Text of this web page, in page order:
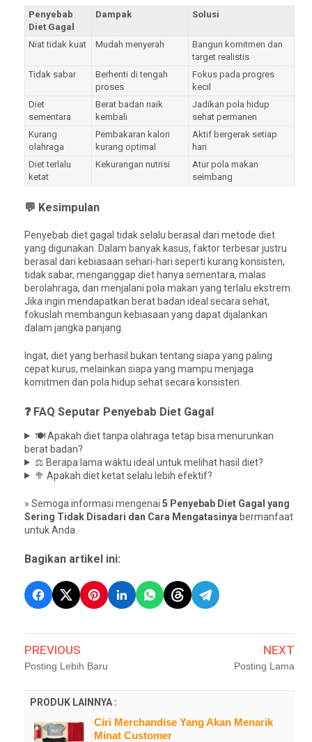
Penyebab
Diet Gagal
Dampak Solusi
Niat tidak kuat Mudah menyerah
Bangun komitmen dan
target realistis
Tidak sabar
Berhenti di tengah
proses
Fokus pada progres
kecil
Diet
sementara
Berat badan naik
kembali
Jadikan pola hidup
sehat permanen
Kurang
olahraga
Pembakaran kalori
kurang optimal
Aktif bergerak setiap
hari
Diet terlalu
ketat
Kekurangan nutrisi
Atur pola makan
seimbang
💬 Kesimpulan
Penyebab diet gagal tidak selalu berasal dari metode diet
yang digunakan. Dalam banyak kasus, faktor terbesar justru
berasal dari kebiasaan sehari-hari seperti kurang konsisten,
tidak sabar, menganggap diet hanya sementara, malas
berolahraga, dan menjalani pola makan yang terlalu ekstrem.
Jika ingin mendapatkan berat badan ideal secara sehat,
fokuslah membangun kebiasaan yang dapat dijalankan
dalam jangka panjang.
Ingat, diet yang berhasil bukan tentang siapa yang paling
cepat kurus, melainkan siapa yang mampu menjaga
komitmen dan pola hidup sehat secara konsisten.
❓ FAQ Seputar Penyebab Diet Gagal
🍽️ Apakah diet tanpa olahraga tetap bisa menurunkan
berat badan?
⚖️ Berapa lama waktu ideal untuk melihat hasil diet?
🥦 Apakah diet ketat selalu lebih efektif?
» Semoga informasi mengenai 5 Penyebab Diet Gagal yang
Sering Tidak Disadari dan Cara Mengatasinya bermanfaat
untuk Anda.
Bagikan artikel ini:
PREVIOUS
Posting Lebih Baru
NEXT
Posting Lama
PRODUK LAINNYA :
Ciri Merchandise Yang Akan Menarik
Minat Customer